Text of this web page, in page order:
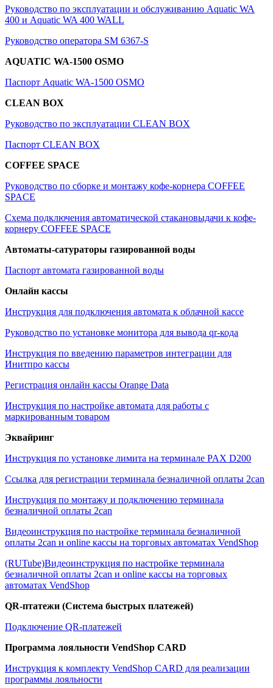
Руководство по эксплуатации и обслуживанию Aquatic WA
400 и Aquatic WA 400 WALL
Руководство оператора SM 6367-S
AQUATIC WA-1500 OSMO
Паспорт Aquatic WA-1500 OSMO
CLEAN BOX
Руководство по эксплуатации CLEAN BOX
Паспорт CLEAN BOX
COFFEE SPACE
Руководство по сборке и монтажу кофе-корнера COFFEE
SPACE
Схема подключения автоматической стакановыдачи к кофе-
корнеру COFFEE SPACE
Автоматы-сатураторы газированной воды
Паспорт автомата газированной воды
Онлайн кассы
Инструкция для подключения автомата к облачной кассе
Руководство по установке монитора для вывода qr-кода
Инструкция по введению параметров интеграции для
Инитпро кассы
Регистрация онлайн кассы Orange Data
Инструкция по настройке автомата для работы с
маркированным товаром
Эквайринг
Инструкция по установке лимита на терминале PAX D200
Ссылка для регистрации терминала безналичной оплаты 2can
Инструкция по монтажу и подключению терминала
безналичной оплаты 2can
Видеоинструкция по настройке терминала безналичной
оплаты 2can и online кассы на торговых автоматах VendShop
(RUTube)Видеоинструкция по настройке терминала
безналичной оплаты 2can и online кассы на торговых
автоматах VendShop
QR-птатежи (Система быстрых платежей)
Подключение QR-платежей
Программа лояльности VendShop CARD
Инструкция к комплекту VendShop CARD для реализации
программы лояльности